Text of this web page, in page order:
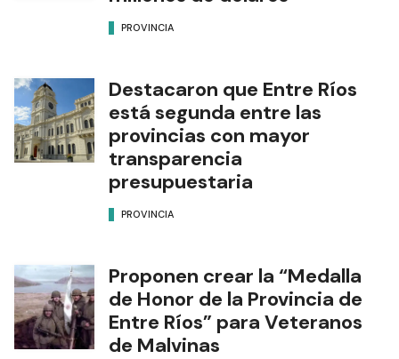
PROVINCIA
Destacaron que Entre Ríos
está segunda entre las
provincias con mayor
transparencia
presupuestaria
PROVINCIA
Proponen crear la “Medalla
de Honor de la Provincia de
Entre Ríos” para Veteranos
de Malvinas